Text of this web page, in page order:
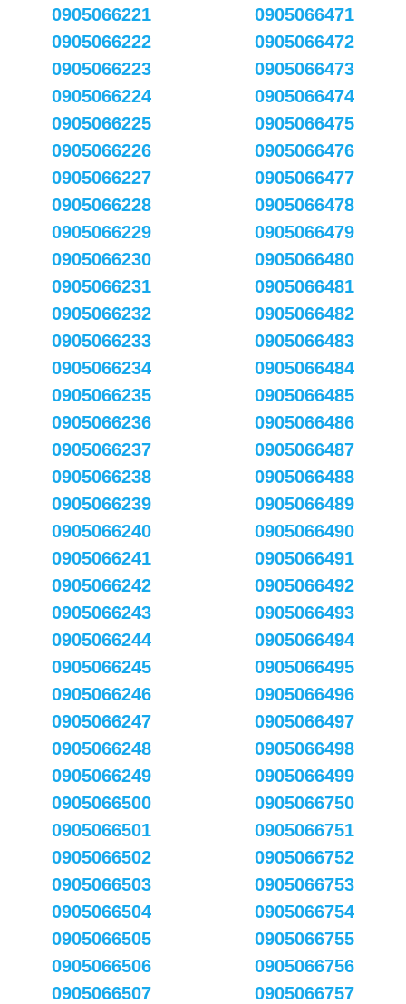
0905066221
0905066222
0905066223
0905066224
0905066225
0905066226
0905066227
0905066228
0905066229
0905066230
0905066231
0905066232
0905066233
0905066234
0905066235
0905066236
0905066237
0905066238
0905066239
0905066240
0905066241
0905066242
0905066243
0905066244
0905066245
0905066246
0905066247
0905066248
0905066249
0905066471
0905066472
0905066473
0905066474
0905066475
0905066476
0905066477
0905066478
0905066479
0905066480
0905066481
0905066482
0905066483
0905066484
0905066485
0905066486
0905066487
0905066488
0905066489
0905066490
0905066491
0905066492
0905066493
0905066494
0905066495
0905066496
0905066497
0905066498
0905066499
0905066500
0905066501
0905066502
0905066503
0905066504
0905066505
0905066506
0905066507
0905066750
0905066751
0905066752
0905066753
0905066754
0905066755
0905066756
0905066757